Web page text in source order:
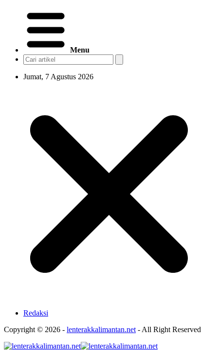
Menu
Jumat, 7 Agustus 2026
Redaksi
Copyright © 2026 - lenterakkalimantan.net - All Right Reserved